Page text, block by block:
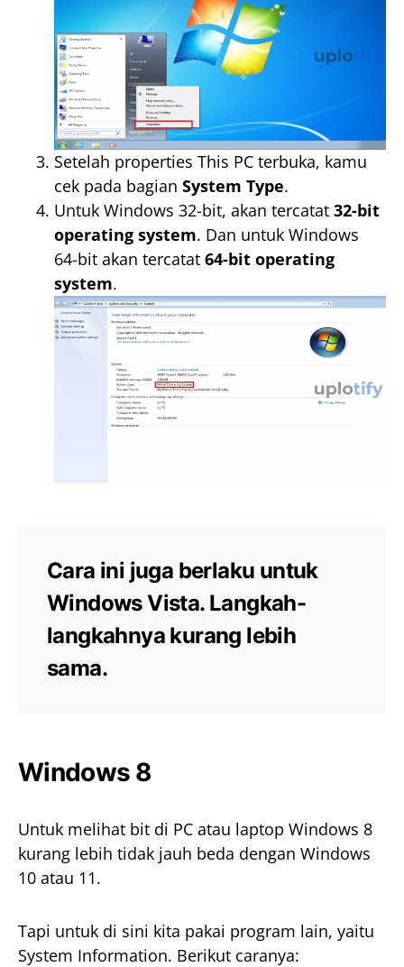
Setelah properties This PC terbuka, kamu
cek pada bagian System Type.
Untuk Windows 32-bit, akan tercatat 32-bit
operating system. Dan untuk Windows
64-bit akan tercatat 64-bit operating
system.
Cara ini juga berlaku untuk
Windows Vista. Langkah-
langkahnya kurang lebih
sama.
Windows 8
Untuk melihat bit di PC atau laptop Windows 8
kurang lebih tidak jauh beda dengan Windows
10 atau 11.
Tapi untuk di sini kita pakai program lain, yaitu
System Information. Berikut caranya: